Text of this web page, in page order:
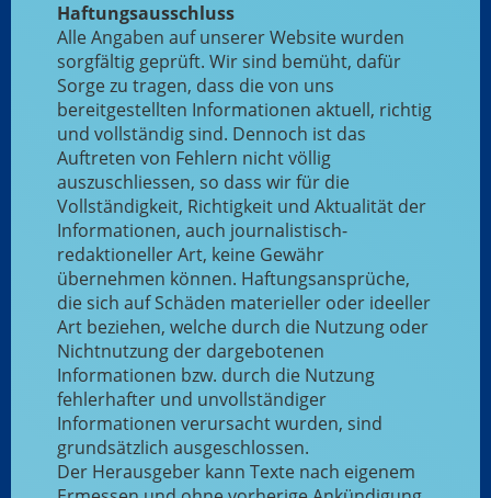
Haftungsausschluss
Alle Angaben auf unserer Website wurden
sorgfältig geprüft. Wir sind bemüht, dafür
Sorge zu tragen, dass die von uns
bereitgestellten Informationen aktuell, richtig
und vollständig sind. Dennoch ist das
Auftreten von Fehlern nicht völlig
auszuschliessen, so dass wir für die
Vollständigkeit, Richtigkeit und Aktualität der
Informationen, auch journalistisch-
redaktioneller Art, keine Gewähr
übernehmen können. Haftungsansprüche,
die sich auf Schäden materieller oder ideeller
Art beziehen, welche durch die Nutzung oder
Nichtnutzung der dargebotenen
Informationen bzw. durch die Nutzung
fehlerhafter und unvollständiger
Informationen verursacht wurden, sind
grundsätzlich ausgeschlossen.
Der Herausgeber kann Texte nach eigenem